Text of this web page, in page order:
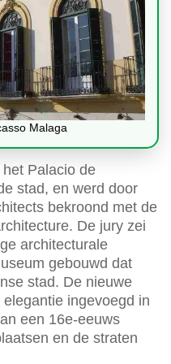
Malaga
Palacio de
stad, en werd door
bekroond met de
De jury zei
architecturale
gebouwd dat
stad. De nieuwe
ingevoegd in
een 16e-eeuws
en de straten